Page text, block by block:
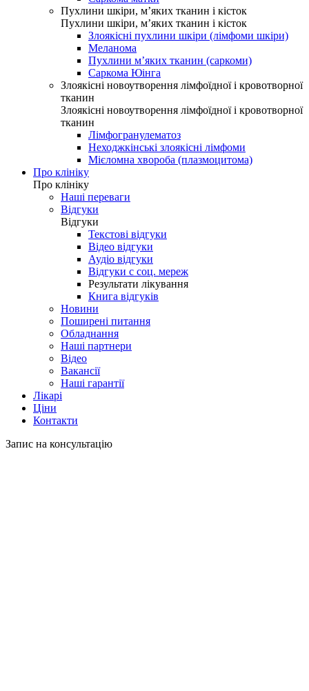
Пухлини шкіри, м’яких тканин і кісток
Пухлини шкіри, м’яких тканин і кісток
Злоякісні пухлини шкіри (лімфоми шкіри)
Меланома
Пухлини м’яких тканин (саркоми)
Саркома Юінга
Злоякісні новоутворення лімфоїдної і кровотворної
тканин
Злоякісні новоутворення лімфоїдної і кровотворної
тканин
Лімфогранулематоз
Неходжкінські злоякісні лімфоми
Мієломна хвороба (плазмоцитома)
Про клініку
Про клініку
Наші переваги
Відгуки
Відгуки
Текстові відгуки
Відео відгуки
Аудіо відгуки
Відгуки с соц. мереж
Результати лікування
Книга відгуків
Новини
Поширені питання
Обладнання
Наші партнери
Відео
Вакансії
Наші гарантії
Лікарі
Ціни
Контакти
Запис на консультацію